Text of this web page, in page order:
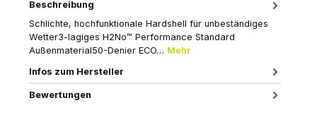
Beschreibung
Schlichte, hochfunktionale Hardshell für unbeständiges
Wetter3-lagiges H2No™ Performance Standard
Außenmaterial50-Denier ECO… Mehr
Infos zum Hersteller
Bewertungen